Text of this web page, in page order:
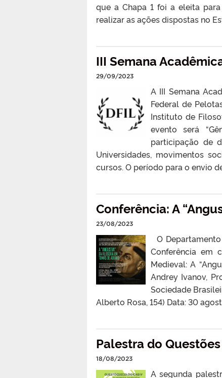
que a Chapa 1 foi a eleita
realizar as ações dispostas no
III Semana
29/09/2023
A III Semana
Federal de
Instituto de
evento será
participação de
Universidades, movimentos
cursos. O período para o envio
Conferência: A
23/08/2023
O
Conferência em
Medieval: A
Andrey Ivanov,
Sociedade
Alberto Rosa, 154) Data: 30
Palestra do
18/08/2023
A segunda